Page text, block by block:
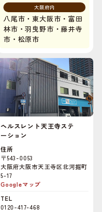
大阪府内
八尾市・東大阪市・富田
林市・羽曳野市・藤井寺
市・松原市
ヘルスレント天王寺ステ
ーション
住所
〒543-0053
大阪府大阪市天王寺区北河掘町
5-17
Googleマップ
TEL
0120-417-468